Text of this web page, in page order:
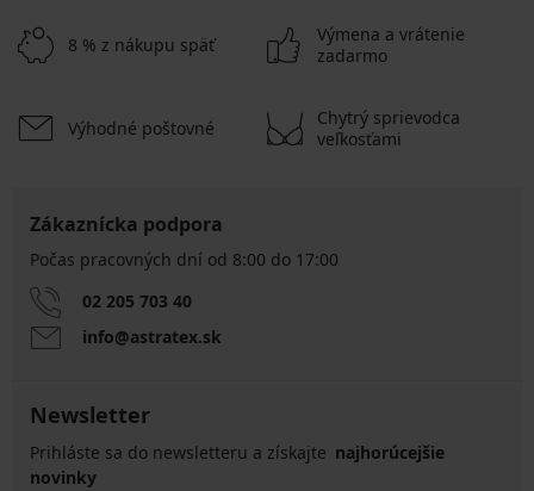
8 % z nákupu späť
Výmena a vrátenie
zadarmo
Výhodné poštovné
Chytrý sprievodca
veľkosťami
Zákaznícka podpora
Počas pracovných dní od 8:00 do 17:00
02 205 703 40
info@astratex.sk
Newsletter
Prihláste sa do newsletteru a získajte najhorúcejšie
novinky